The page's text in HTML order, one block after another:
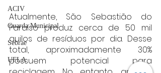
ACIV
Guarda Municipal
Sebrae
UFLA
Atualmente, São Sebastião do
Paraíso produz cerca de 50 mil
quilos de resíduos por dia. Desse
total, aproximadamente 30%
possuem potencial para